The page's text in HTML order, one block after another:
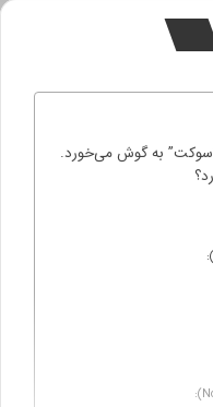
“سوکت” به گوش می‌خورد.